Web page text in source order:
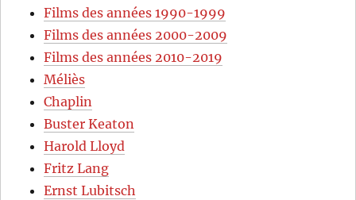
Films des années 1990-1999
Films des années 2000-2009
Films des années 2010-2019
Méliès
Chaplin
Buster Keaton
Harold Lloyd
Fritz Lang
Ernst Lubitsch